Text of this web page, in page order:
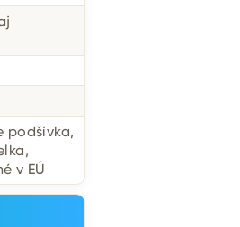
podšívka,
v EÚ